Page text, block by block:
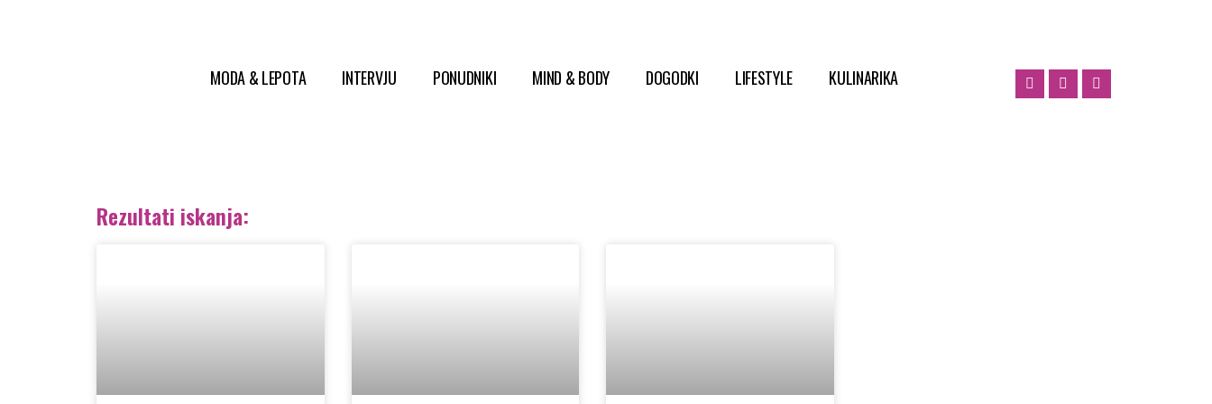
MODA & LEPOTA INTERVJU PONUDNIKI MIND & BODY DOGODKI LIFESTYLE KULINARIKA
Rezultati iskanja: